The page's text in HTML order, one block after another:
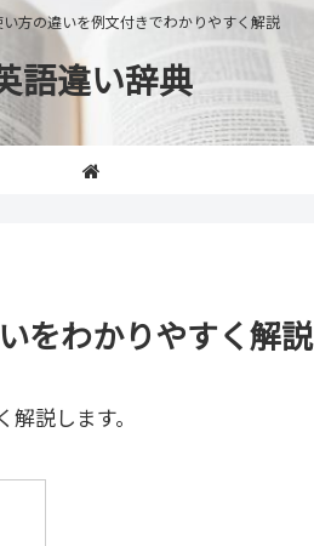
方の違いを例文付きでわかりやすく解説
語違い辞典
をわかりやすく解説
説します。